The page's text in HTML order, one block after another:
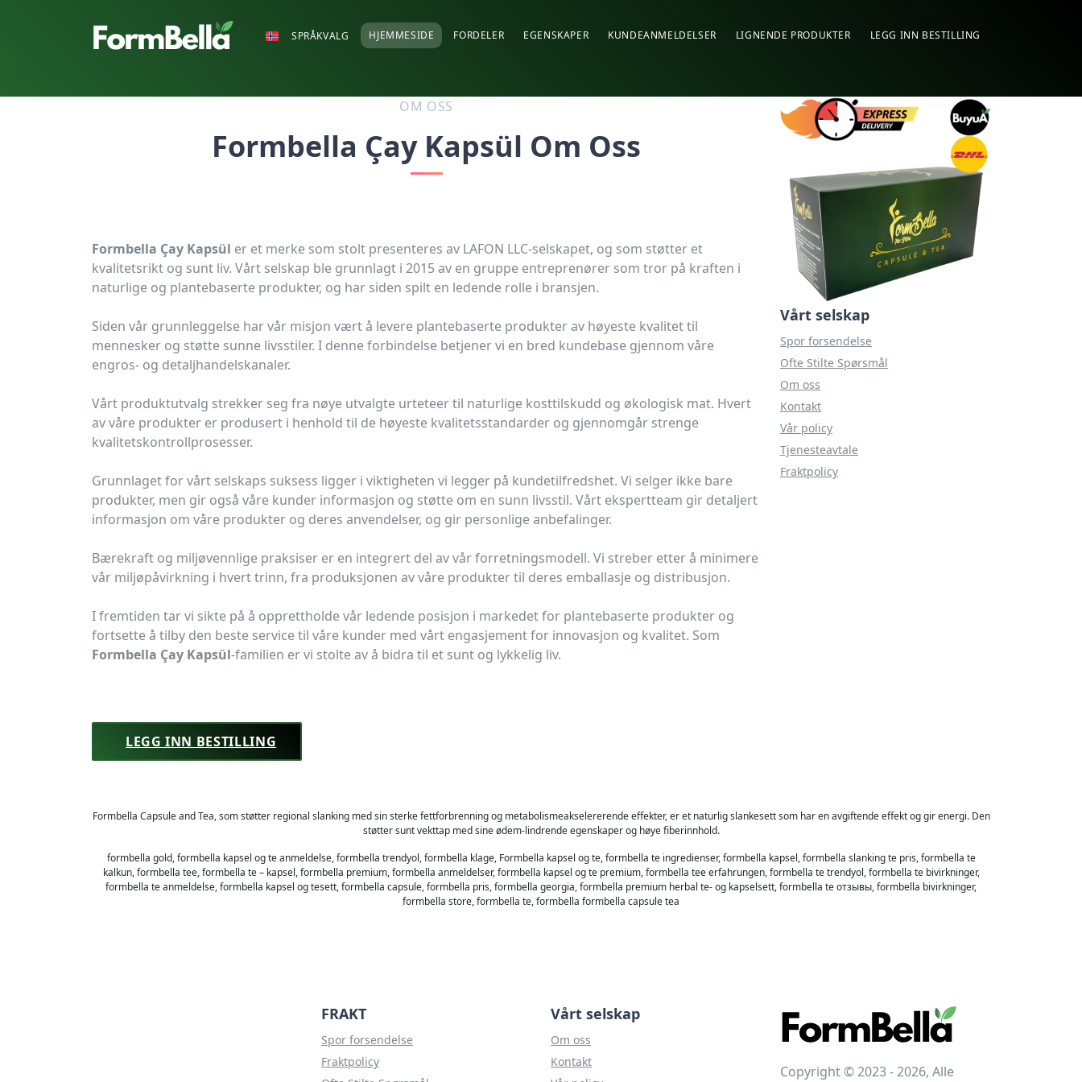
SPRÅKVALG HJEMMESIDE FORDELER EGENSKAPER KUNDEANMELDELSER LIGNENDE PRODUKTER LEGG INN BESTILLING
OM OSS
Formbella Çay Kapsül Om Oss
Formbella Çay Kapsül er et merke som stolt presenteres av LAFON LLC-selskapet, og som støtter et
kvalitetsrikt og sunt liv. Vårt selskap ble grunnlagt i 2015 av en gruppe entreprenører som tror på kraften i
naturlige og plantebaserte produkter, og har siden spilt en ledende rolle i bransjen.
Siden vår grunnleggelse har vår misjon vært å levere plantebaserte produkter av høyeste kvalitet til
mennesker og støtte sunne livsstiler. I denne forbindelse betjener vi en bred kundebase gjennom våre
engros- og detaljhandelskanaler.
Vårt produktutvalg strekker seg fra nøye utvalgte urteteer til naturlige kosttilskudd og økologisk mat. Hvert
av våre produkter er produsert i henhold til de høyeste kvalitetsstandarder og gjennomgår strenge
kvalitetskontrollprosesser.
Grunnlaget for vårt selskaps suksess ligger i viktigheten vi legger på kundetilfredshet. Vi selger ikke bare
produkter, men gir også våre kunder informasjon og støtte om en sunn livsstil. Vårt ekspertteam gir detaljert
informasjon om våre produkter og deres anvendelser, og gir personlige anbefalinger.
Bærekraft og miljøvennlige praksiser er en integrert del av vår forretningsmodell. Vi streber etter å minimere
vår miljøpåvirkning i hvert trinn, fra produksjonen av våre produkter til deres emballasje og distribusjon.
I fremtiden tar vi sikte på å opprettholde vår ledende posisjon i markedet for plantebaserte produkter og
fortsette å tilby den beste service til våre kunder med vårt engasjement for innovasjon og kvalitet. Som
Formbella Çay Kapsül-familien er vi stolte av å bidra til et sunt og lykkelig liv.
LEGG INN BESTILLING
Vårt selskap
Spor forsendelse
Ofte Stilte Spørsmål
Om oss
Kontakt
Vår policy
Tjenesteavtale
Fraktpolicy
Formbella Capsule and Tea, som støtter regional slanking med sin sterke fettforbrenning og metabolismeakselererende effekter, er et naturlig slankesett som har en avgiftende effekt og gir energi. Den
støtter sunt vekttap med sine ødem-lindrende egenskaper og høye fiberinnhold.
formbella gold, formbella kapsel og te anmeldelse, formbella trendyol, formbella klage, Formbella kapsel og te, formbella te ingredienser, formbella kapsel, formbella slanking te pris, formbella te
kalkun, formbella tee, formbella te – kapsel, formbella premium, formbella anmeldelser, formbella kapsel og te premium, formbella tee erfahrungen, formbella te trendyol, formbella te bivirkninger,
formbella te anmeldelse, formbella kapsel og tesett, formbella capsule, formbella pris, formbella georgia, formbella premium herbal te- og kapselsett, formbella te отзывы, formbella bivirkninger,
formbella store, formbella te, formbella formbella capsule tea
FRAKT
Spor forsendelse
Fraktpolicy
Vårt selskap
Om oss
Kontakt
Copyright © 2023 - 2026, Alle